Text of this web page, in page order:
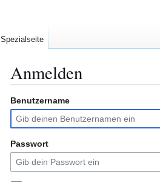
Anmelden
Zur
Navigation
springen
Zur
Suche
springen
Benutzername
Passwort
Spezialseite